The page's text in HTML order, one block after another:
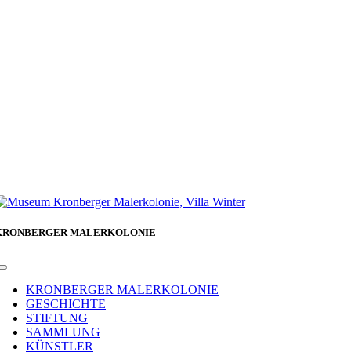
MALERKOLONIE
Toggle
NavigationKRONBERGER MALERKOLONIE
GESCHICHTE
STIFTUNG
SAMMLUNG
KÜNSTLER